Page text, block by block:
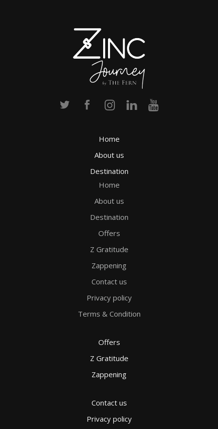
Home
About us
Destination
Home
About us
Destination
Offers
Z Gratitude
Zappening
Contact us
Privacy policy
Terms & Condition
Offers
Z Gratitude
Zappening
Contact us
Privacy policy